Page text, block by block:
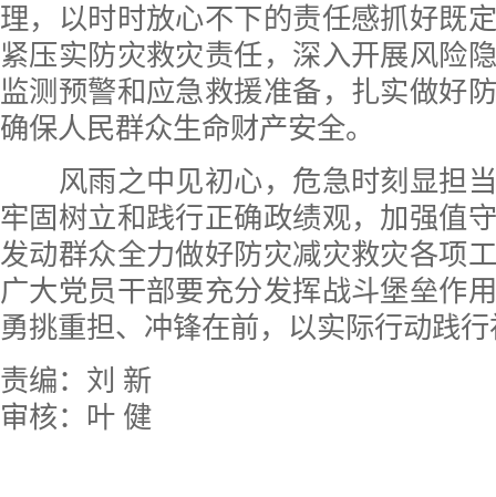
理，以时时放心不下的责任感抓好既
紧压实防灾救灾责任，深入开展风险
监测预警和应急救援准备，扎实做好
确保人民群众生命财产安全。
风雨之中见初心，危急时刻显担当
牢固树立和践行正确政绩观，加强值
发动群众全力做好防灾减灾救灾各项
广大党员干部要充分发挥战斗堡垒作
勇挑重担、冲锋在前，以实际行动践
责编：刘 新
审核：叶 健